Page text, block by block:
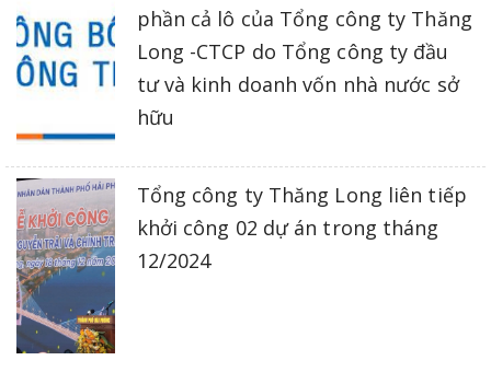
phần cả lô của Tổng công ty Thăng
Long -CTCP do Tổng công ty đầu
tư và kinh doanh vốn nhà nước sở
hữu
Tổng công ty Thăng Long liên tiếp
khởi công 02 dự án trong tháng
12/2024